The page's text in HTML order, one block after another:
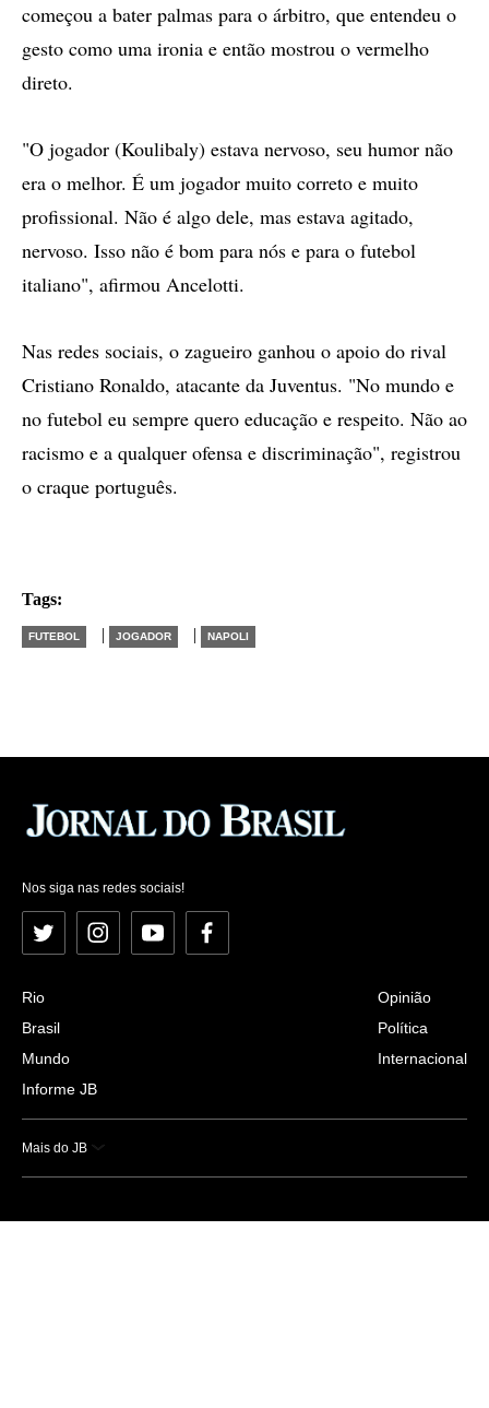
começou a bater palmas para o árbitro, que entendeu o
gesto como uma ironia e então mostrou o vermelho
direto.
"O jogador (Koulibaly) estava nervoso, seu humor não
era o melhor. É um jogador muito correto e muito
profissional. Não é algo dele, mas estava agitado,
nervoso. Isso não é bom para nós e para o futebol
italiano", afirmou Ancelotti.
Nas redes sociais, o zagueiro ganhou o apoio do rival
Cristiano Ronaldo, atacante da Juventus. "No mundo e
no futebol eu sempre quero educação e respeito. Não ao
racismo e a qualquer ofensa e discriminação", registrou
o craque português.
Tags:
FUTEBOL | JOGADOR | NAPOLI
Nos siga nas redes sociais!
Twitter InstagramYouTubeFacebook
Rio
Brasil
Mundo
Informe JB
Opinião
Política
Internacional
Mais do JB
Esportes